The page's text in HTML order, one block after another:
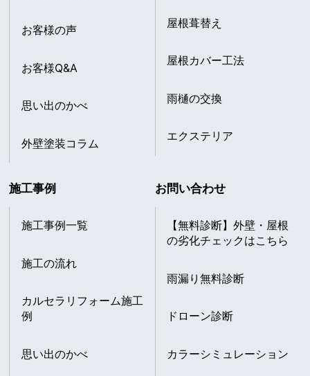
お客様の声
お客様Q&A
思い出のかべ
外壁塗装コラム
屋根葺替え
屋根カバー工法
雨樋の交換
エクステリア
施工事例
施工事例一覧
施工の流れ
カルセラリフォーム施工
例
思い出のかべ
お問い合わせ
【無料診断】外壁・屋根
の劣化チェックはこちら
雨漏り無料診断
ドローン診断
カラーシミュレーション